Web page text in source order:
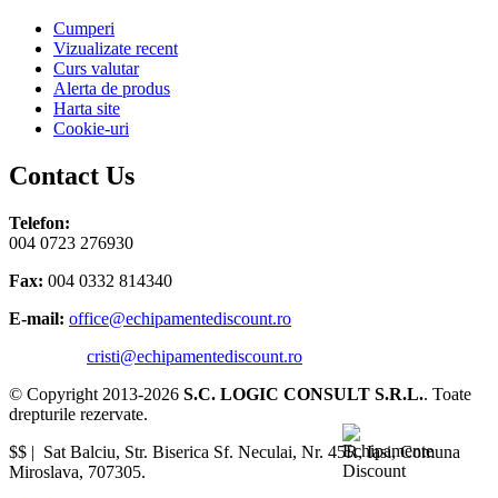
Cumperi
Vizualizate recent
Curs valutar
Alerta de produs
Harta site
Cookie-uri
Contact Us
Telefon:
004 0723 276930
Fax: 004 0332 814340
E-mail: office@echipamentediscount.ro
cristi@echipamentediscount.ro
© Copyright 2013-2026 S.C. LOGIC CONSULT S.R.L.. Toate
drepturile rezervate.
$$ | Sat Balciu, Str. Biserica Sf. Neculai, Nr. 45R,Iasi,Comuna
Miroslava, 707305.